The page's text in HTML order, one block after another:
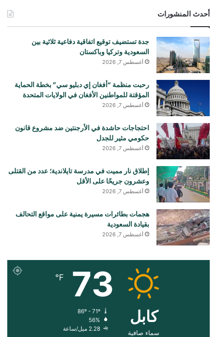
أحدث المنشورات
جدة تستضيف توقيع اتفاقية دفاعية ثلاثية بين
السعودية وتركيا وباكستان
أغسطس 7, 2026
رحبت منظمة “أفغان إي دبليو سي” بخطة الحماية
المؤقتة للمواطنين الأفغان في الولايات المتحدة
أغسطس 7, 2026
احتجاجات حاشدة في الأرجنتين ضد مشروع قانون
حكومي مثير للجدل
أغسطس 7, 2026
إطلاق نار مميت في مدرسة تايلاندية؛ عدد من القتلى
وعشرون جريحًا على الأقل
أغسطس 7, 2026
هجمات بطائرات مسيرة يمنية على مواقع التحالف
بقيادة السعودية
أغسطس 7, 2026
کابل
سماء صافية
73
℉
56%
2.28 ميل/ساعة